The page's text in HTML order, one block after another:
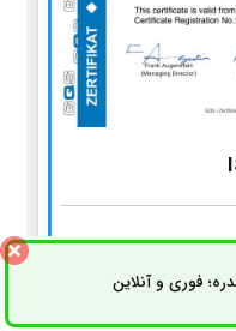
رضایت مشتریان
فوری و آنلاینثبت سفارش